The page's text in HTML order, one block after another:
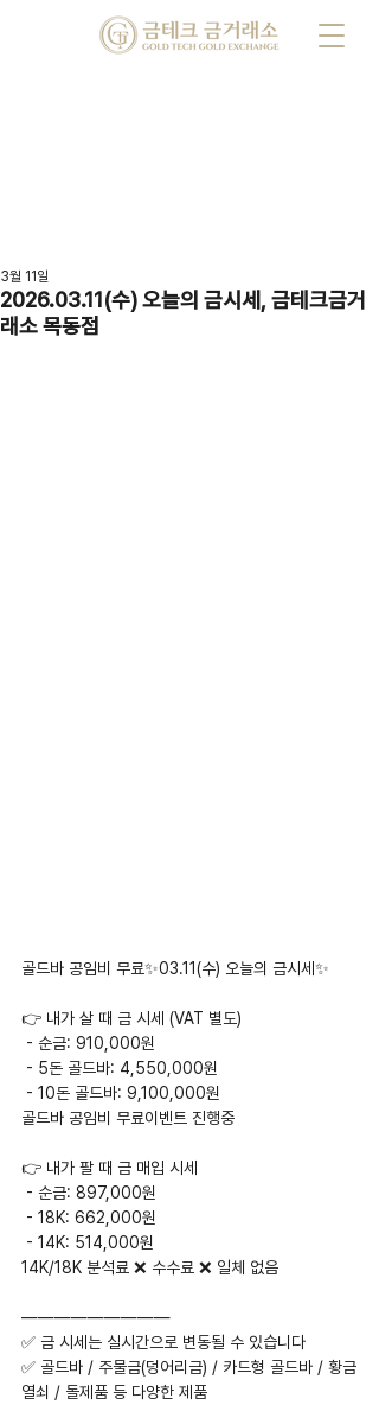
2026.03.11(수) 오늘의 금시세, 금테크금거
래소 목동점
3월 11일
골드바 공임비 무료✨03.11(수) 오늘의 금시세✨
👉 내가 살 때 금 시세 (VAT 별도)
- 순금: 910,000원
- 5돈 골드바: 4,550,000원
- 10돈 골드바: 9,100,000원
골드바 공임비 무료이벤트 진행중
👉 내가 팔 때 금 매입 시세
- 순금: 897,000원
- 18K: 662,000원
- 14K: 514,000원
14K/18K 분석료 ❌ 수수료 ❌ 일체 없음
—————————
✅ 금 시세는 실시간으로 변동될 수 있습니다
✅ 골드바 / 주물금(덩어리금) / 카드형 골드바 / 황금
열쇠 / 돌제품 등 다양한 제품